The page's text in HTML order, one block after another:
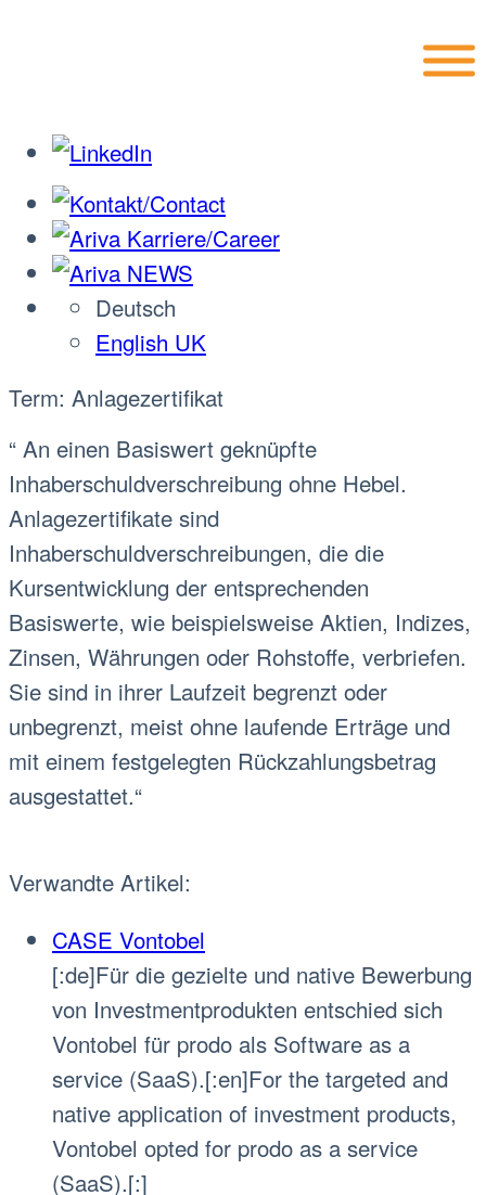
Deutsch
English UK
Term: Anlagezertifikat
“ An einen Basiswert geknüpfte
Inhaberschuldverschreibung ohne Hebel.
Anlagezertifikate sind
Inhaberschuldverschreibungen, die die
Kursentwicklung der entsprechenden
Basiswerte, wie beispielsweise Aktien, Indizes,
Zinsen, Währungen oder Rohstoffe, verbriefen.
Sie sind in ihrer Laufzeit begrenzt oder
unbegrenzt, meist ohne laufende Erträge und
mit einem festgelegten Rückzahlungsbetrag
ausgestattet.“
Verwandte Artikel:
CASE Vontobel
[:de]Für die gezielte und native Bewerbung
von Investmentprodukten entschied sich
Vontobel für prodo als Software as a
service (SaaS).[:en]For the targeted and
native application of investment products,
Vontobel opted for prodo as a service
(SaaS).[:]